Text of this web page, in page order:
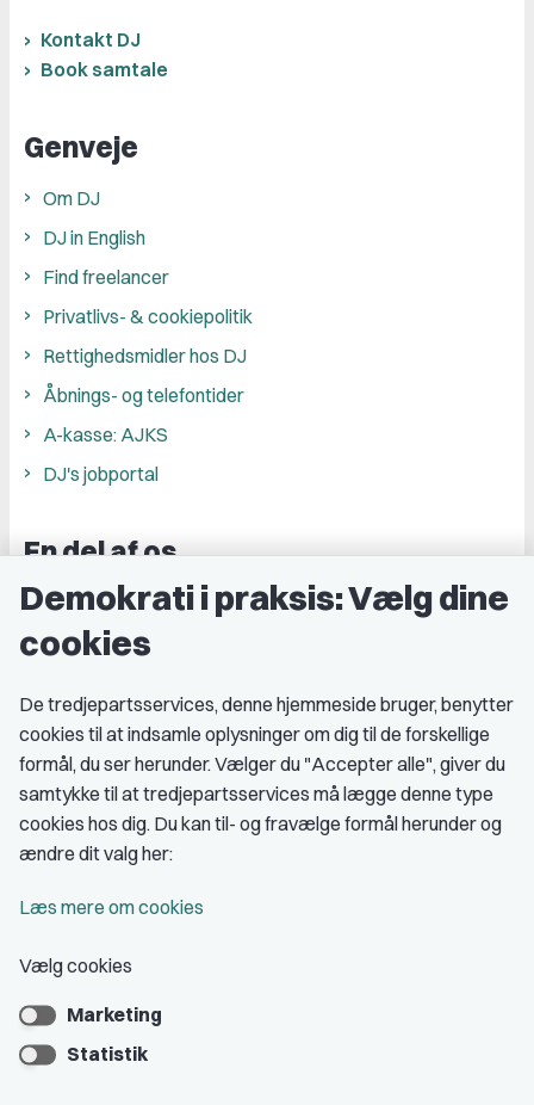
Kontakt DJ
Book samtale
Genveje
Om DJ
DJ in English
Find freelancer
Privatlivs- & cookiepolitik
Rettighedsmidler hos DJ
Åbnings- og telefontider
A-kasse: AJKS
DJ's jobportal
En del af os
Grupper og kredse
Studenterorganisationer
Medlemskab
Fordele som medlem
Kontingent
Bliv medlem
Demokrati i praksis: Vælg dine
cookies
De tredjepartsservices, denne hjemmeside bruger, benytter
cookies til at indsamle oplysninger om dig til de forskellige
formål, du ser herunder. Vælger du "Accepter alle", giver du
samtykke til at tredjepartsservices må lægge denne type
cookies hos dig. Du kan til- og fravælge formål herunder og
ændre dit valg her:
Læs mere om cookies
Vælg cookies
Marketing
Statistik